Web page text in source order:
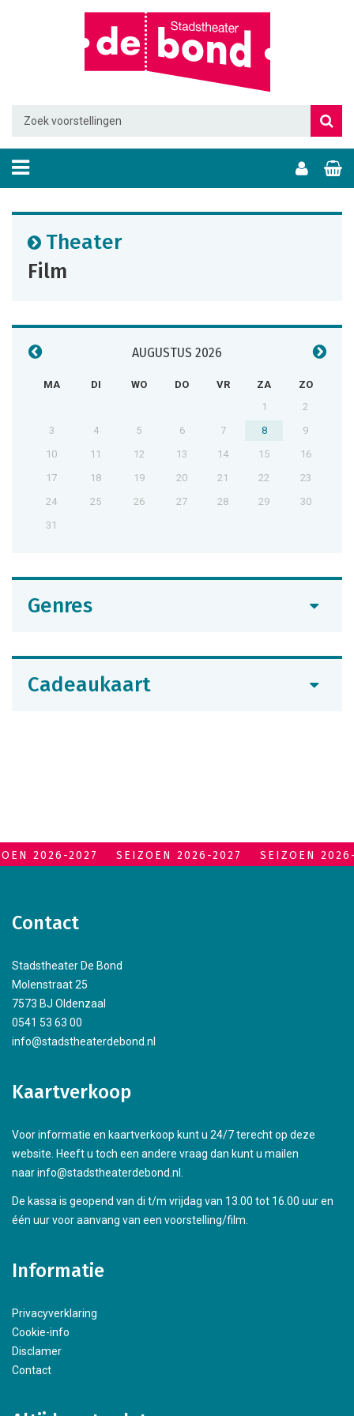
Theater
Film
AUGUSTUS 2026
MA DI WO DO VR ZA
ZO
1
2
3
4 5 6 7 8
9
10
11 12 13 14 15
16
17
18 19 20 21 22
23
24
25 26 27 28 29
30
31
Genres
Cadeaukaart
2026-2027 SEIZOEN 2026-2027 SEIZOEN
Contact
Stadstheater De Bond
Molenstraat 25
7573 BJ Oldenzaal
0541 53 63 00
info@stadstheaterdebond.nl
Kaartverkoop
Voor informatie en kaartverkoop kunt u 24/7 terecht op deze
website. Heeft u toch een andere vraag dan kunt u mailen
naar info@stadstheaterdebond.nl.
De kassa is geopend van di t/m vrijdag van 13.00 tot 16.00 uur en
één uur voor aanvang van een voorstelling/film.
Informatie
Privacyverklaring
Cookie-info
Disclamer
Contact